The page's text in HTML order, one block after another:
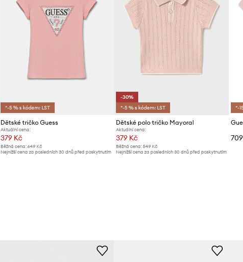
*-5 % s kódem: LST
Dětské tričko Guess
Aktuální cena:
379 Kč
Běžná cena: 649 Kč
Nejnižší cena za posledních 30 dnů před poskytnutím
-30%
*-5 % s kódem: LST
Dětské polo tričko Mayoral
Aktuální cena:
379 Kč
Běžná cena: 549 Kč
Nejnižší cena za posledních 30 dnů před poskytnutím
*-